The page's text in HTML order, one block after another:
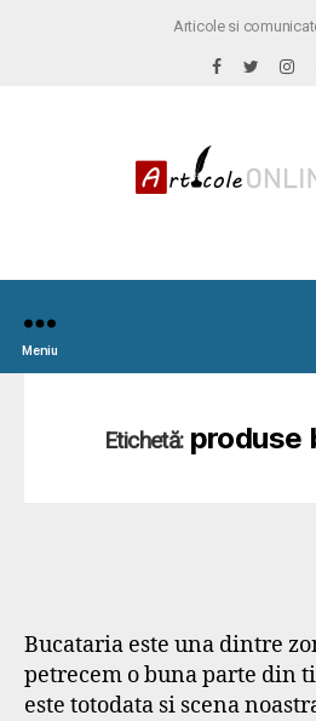
Articole si
Meniu
Etichetă: produse
Bucataria este una dintre
petrecem o buna parte din
este totodata si scena